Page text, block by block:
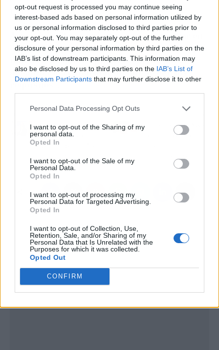
opt-out request is processed you may continue seeing
interest-based ads based on personal information utilized by
us or personal information disclosed to third parties prior to
your opt-out. You may separately opt-out of the further
disclosure of your personal information by third parties on the
IAB’s list of downstream participants. This information may
also be disclosed by us to third parties on the IAB’s List of
Downstream Participants that may further disclose it to other
Personal Data Processing Opt Outs
I want to opt-out of the Sharing of my
personal data.
Opted In
I want to opt-out of the Sale of my
Personal Data.
Opted In
I want to opt-out of processing my
Personal Data for Targeted Advertising.
Opted In
I want to opt-out of Collection, Use,
Retention, Sale, and/or Sharing of my
Personal Data that Is Unrelated with the
Purposes for which it was collected.
Opted Out
CONFIRM
minuto uno", ha expuesto.
A su juicio, "la cuestión no es tanto pensar en
el daño sino en los derechos del consejero, por
mucha leña que se quiera echar, no puede
adelantarse la dimisión sin que se den los
requisitos".
Arrimadas pide
"concentrar el voto
constitucionalista" en
Una residencia de Xove
comunica por error la